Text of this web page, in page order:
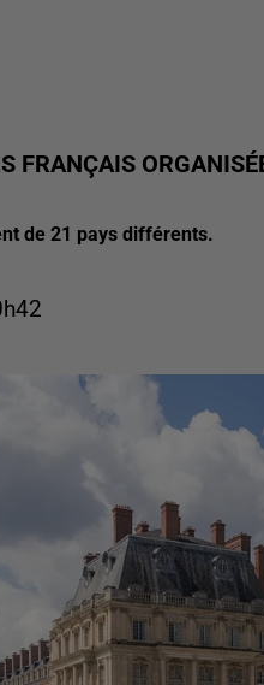
FRANÇAIS
de 21 pays différents.